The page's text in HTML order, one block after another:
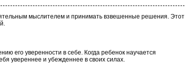
мыслителем и принимать взвешенные решения. Этот
его уверенности в себе. Когда ребенок научается
увереннее и убежденнее в своих силах.